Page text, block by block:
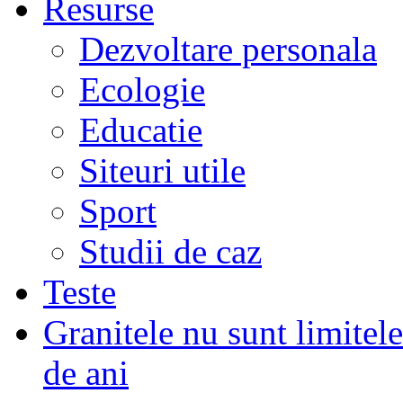
Resurse
Dezvoltare personala
Ecologie
Educatie
Siteuri utile
Sport
Studii de caz
Teste
Granitele nu sunt
de ani